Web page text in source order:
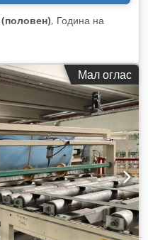
(половен), Година на
Мал оглас